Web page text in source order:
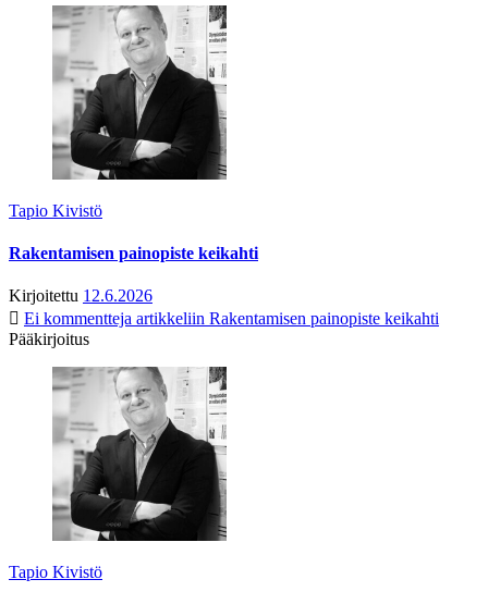
Tapio Kivistö
Rakentamisen painopiste keikahti
Kirjoitettu 12.6.2026
Ei kommentteja artikkeliin Rakentamisen painopiste keikahti
Pääkirjoitus
Tapio Kivistö